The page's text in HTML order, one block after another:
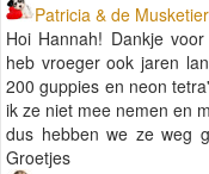
Patricia & de
Hoi Hannah! Dankje
heb vroeger ook jaren
200 guppies en neon
ik ze niet mee nemen en
dus hebben we ze weg
Groetjes